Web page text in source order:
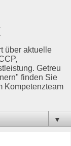
über aktuelle
Getreu
finden Sie
Kompetenzteam
▼